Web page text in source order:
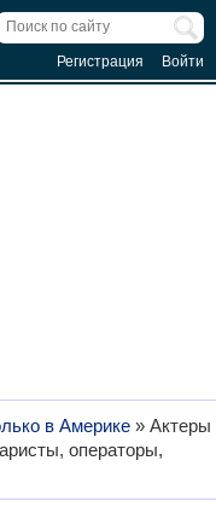
Регистрация Войти
в Америке » Актеры
операторы,